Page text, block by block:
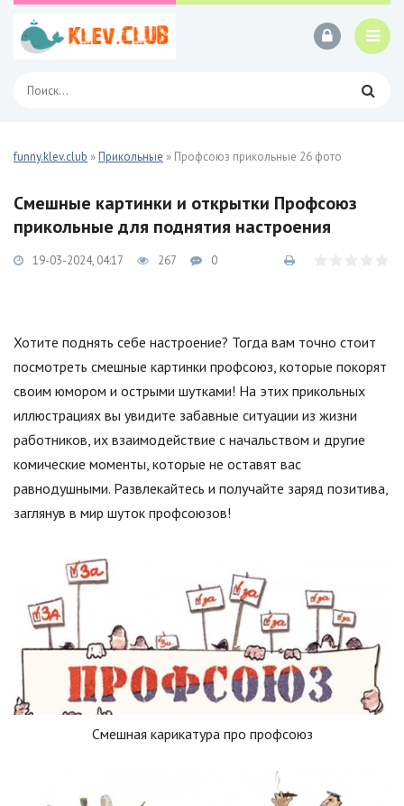
funny.klev.club »Прикольные » Профсоюз прикольные 26 фото
Смешные картинки и открытки Профсоюз
прикольные для поднятия настроения
19-03-2024, 04:17 267 0
Хотите поднять себе настроение? Тогда вам точно стоит
посмотреть смешные картинки профсоюз, которые покорят
своим юмором и острыми шутками! На этих прикольных
иллюстрациях вы увидите забавные ситуации из жизни
работников, их взаимодействие с начальством и другие
комические моменты, которые не оставят вас
равнодушными. Развлекайтесь и получайте заряд позитива,
заглянув в мир шуток профсоюзов!
Смешная карикатура про профсоюз